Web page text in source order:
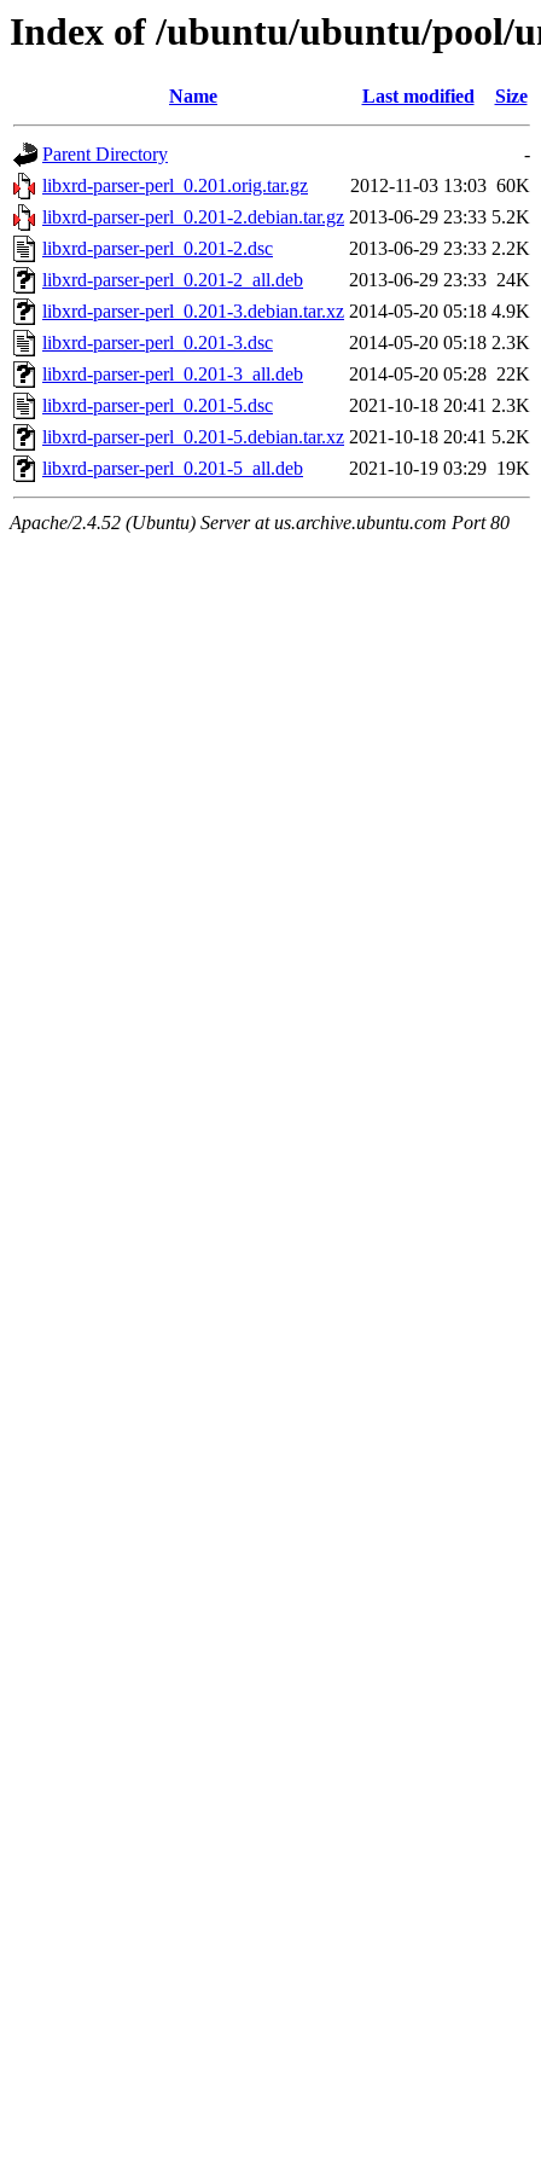
Index of /ubuntu/ubuntu/pool/
Name Last modified Size
Parent Directory
-
libxrd-parser-perl_0.201.orig.tar.gz
2012-11-03 13:03 60K
libxrd-parser-perl_0.201-2.debian.tar.gz 2013-06-29 23:33 5.2K
libxrd-parser-perl_0.201-2.dsc
2013-06-29 23:33 2.2K
libxrd-parser-perl_0.201-2_all.deb
2013-06-29 23:33 24K
libxrd-parser-perl_0.201-3.debian.tar.xz 2014-05-20 05:18 4.9K
libxrd-parser-perl_0.201-3.dsc
2014-05-20 05:18 2.3K
libxrd-parser-perl_0.201-3_all.deb
2014-05-20 05:28 22K
libxrd-parser-perl_0.201-5.dsc
2021-10-18 20:41 2.3K
libxrd-parser-perl_0.201-5.debian.tar.xz 2021-10-18 20:41 5.2K
libxrd-parser-perl_0.201-5_all.deb
2021-10-19 03:29 19K
Apache/2.4.52 (Ubuntu) Server at us.archive.ubuntu.com Port 80